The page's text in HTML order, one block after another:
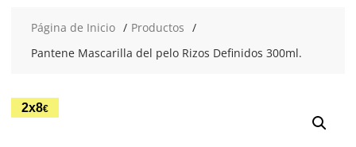
Página de Inicio
Productos
Pantene Mascarilla del pelo Rizos Definidos 300ml.
2x8€